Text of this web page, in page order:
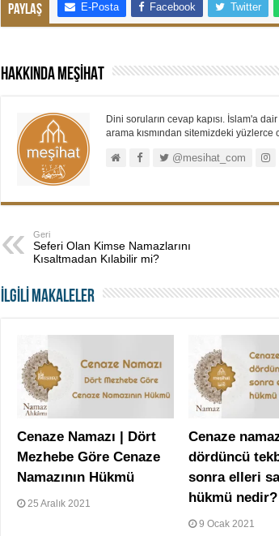
Paylaş E-Posta Facebook Twitter
Hakkında MEŞİHAT
Dini soruların cevap kapısı. İslam'a
arama kısmından sitemizdeki
@mesihat_com
Geri
Seferi Olan Kimse Namazlarını
Kısaltmadan Kılabilir mi?
İLGİLİ MAKALELER
Cenaze Namazı | Dört
Mezhebe Göre Cenaze
Namazının Hükmü
25 Aralık 2021
Cenaze
dördüncü
sonra elleri
hükmü nedir?
9 Ocak 2021